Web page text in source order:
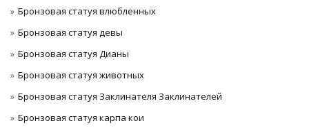
Бронзовая статуя влюбленных
Бронзовая статуя девы
Бронзовая статуя Дианы
Бронзовая статуя животных
Бронзовая статуя Заклинателя Заклинателей
Бронзовая статуя карпа кои